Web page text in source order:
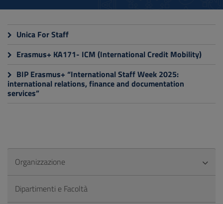
sito
al
Footer
Unica For Staff
Erasmus+ KA171- ICM (International Credit Mobility)
BIP Erasmus+ “International Staff Week 2025:
international relations, finance and documentation
services”
Organizzazione
Dipartimenti e Facoltà